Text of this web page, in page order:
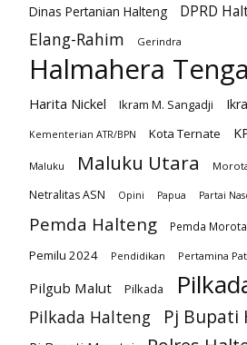
Dinas Pertanian Halteng
DPRD
Elang-Rahim Gerindra
Halmahera
Harita Nickel Ikram M. Sangadji
Kementerian ATR/BPN Kota Ternate
Maluku Maluku Utara
Netralitas ASN Opini Papua Partai
Pemda Halteng Pemda
Pemilu 2024
Pendidikan Pertamina
Pilgub Malut Pilkada
Pilkada Halteng Pj Bupati